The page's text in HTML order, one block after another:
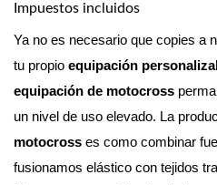
Impuestos incluidos
Ya no es necesario que copies a
tu propio equipación
equipación de motocross
un nivel de uso elevado. La
motocross es como combinar
fusionamos elástico con tejidos